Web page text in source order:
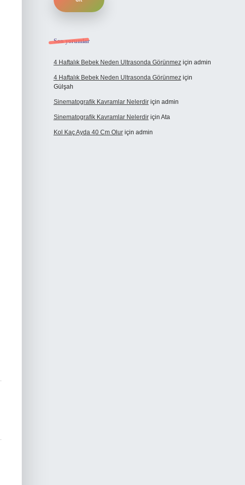
Son yorumlar
4 Haftalık Bebek Neden Ultrasonda Görünmeziçin admin
4 Haftalık Bebek Neden Ultrasonda Görünmeziçin
Gülşah
Sinematografik Kavramlar Nelerdiriçin admin
Sinematografik Kavramlar Nelerdiriçin Ata
Kol Kaç Ayda 40 Cm Oluriçin admin